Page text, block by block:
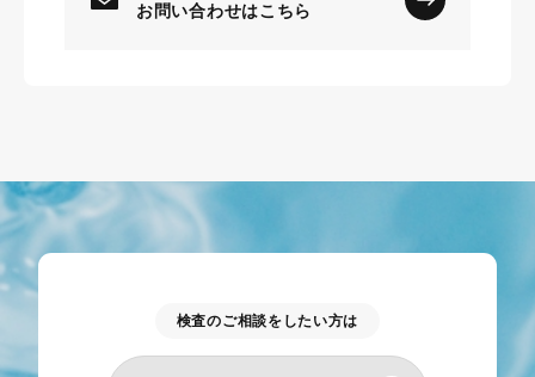
お問い合わせはこちら
検査のご相談をしたい方は